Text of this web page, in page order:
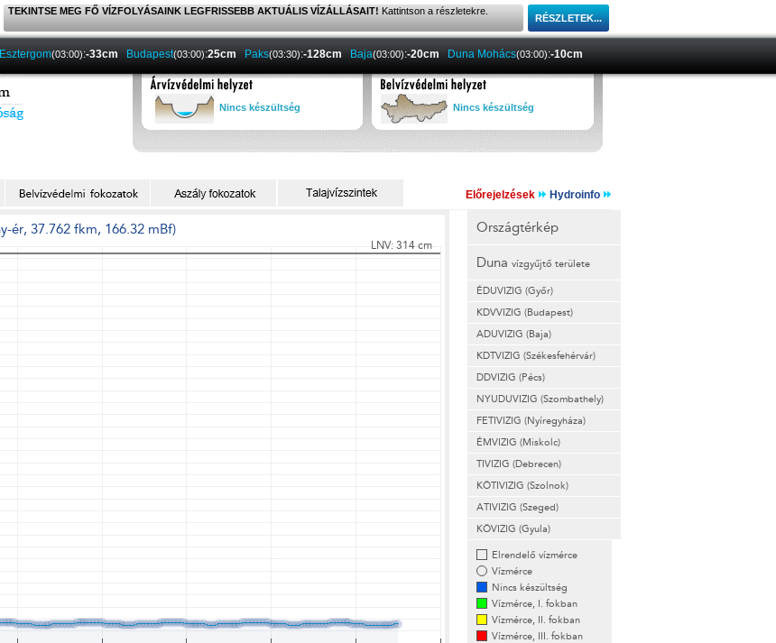
TEKINTSE MEG FŐ VÍZFOLYÁSAINK LEGFRISSEBB AKTUÁLIS VÍZÁLLÁSAIT! Kattintson a részletekre.
Esztergom(03:00):-33cm Budapest(03:00):25cm Paks(03:30):-128cm Baja(03:00):-20cm Duna Mohács(03:00):-10cm
Nincs készültség Nincs készültség
Előrejelzések Hydroinfo
Országtérkép
Duna vízgyűjtő területe
ÉDUVIZIG (Győr)
KDVVIZIG (Budapest)
ADUVIZIG (Baja)
KDTVIZIG (Székesfehérvár)
DDVIZIG (Pécs)
NYUDUVIZIG (Szombathely)
FETIVIZIG (Nyíregyháza)
ÉMVIZIG (Miskolc)
TIVIZIG (Debrecen)
KÖTIVIZIG (Szolnok)
ATIVIZIG (Szeged)
KÖVIZIG (Gyula)
Elrendelő vízmérce
Vízmérce
Nincs készültség
Vízmérce, I. fokban
Vízmérce, II. fokban
Vízmérce, III. fokban